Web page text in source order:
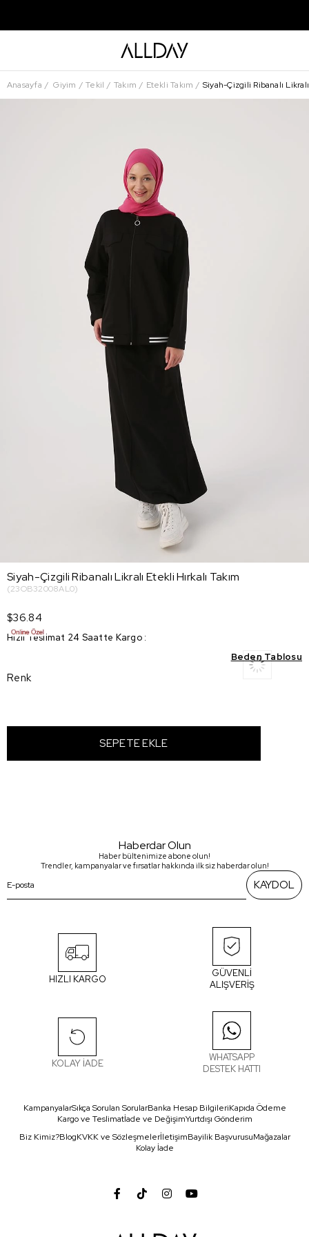
Anasayfa Giyim Tekil Takım Etekli Takım Siyah-Çizgili Ribanalı
Siyah-Çizgili Ribanalı Likralı Etekli Hırkalı Takım
(23OB32008AL0)
$36.84
Hızlı Teslimat 24 Saatte Kargo :
Beden Tablosu
Renk
Haberdar Olun
Haber bültenimize abone olun!
Trendler, kampanyalar ve fırsatlar hakkında ilk siz haberdar olun!
KAYDOL
HIZLI KARGO
GÜVENLİ
ALIŞVERİŞ
KOLAY İADE
WHATSAPP
DESTEK HATTI
KampanyalarSıkça Sorulan SorularBanka Hesap BilgileriKapıda Ödeme
Kargo ve Teslimatİade ve DeğişimYurtdışı Gönderim
Biz Kimiz?BlogKVKK ve SözleşmelerİletişimBayilik BaşvurusuMağazalar
Kolay İade